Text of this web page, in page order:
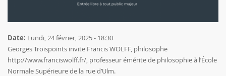
Date: Lundi, 24 février, 2025 - 18:30
Georges Troispoints invite Francis WOLFF, philosophe
http://www.franciswolff.fr/, professeur émérite de philosophie à l’École
Normale Supérieure de la rue d’Ulm.